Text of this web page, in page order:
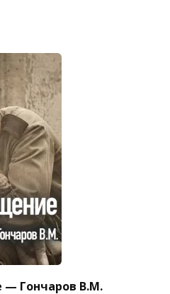
— Гончаров В.М.